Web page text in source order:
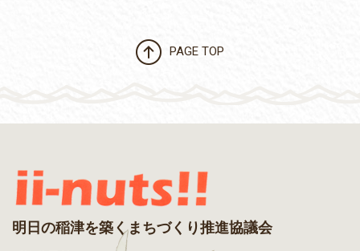
PAGE TOP
明日の稲津を築くまちづくり推進協議会